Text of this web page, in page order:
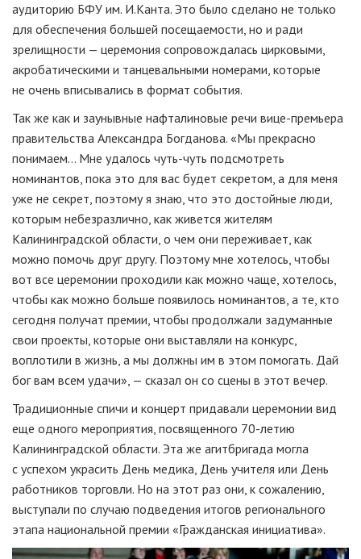
аудиторию БФУ им. И.Канта. Это было сделано не только
для обеспечения большей посещаемости, но и ради
зрелищности — церемония сопровождалась цирковыми,
акробатическими и танцевальными номерами, которые
не очень вписывались в формат события.
Так же как и заунывные нафталиновые речи вице-премьера
правительства Александра Богданова. «Мы прекрасно
понимаем… Мне удалось чуть-чуть подсмотреть
номинантов, пока это для вас будет секретом, а для меня
уже не секрет, поэтому я знаю, что это достойные люди,
которым небезразлично, как живется жителям
Калининградской области, о чем они переживает, как
можно помочь друг другу. Поэтому мне хотелось, чтобы
вот все церемонии проходили как можно чаще, хотелось,
чтобы как можно больше появилось номинантов, а те, кто
сегодня получат премии, чтобы продолжали задуманные
свои проекты, которые они выставляли на конкурс,
воплотили в жизнь, а мы должны им в этом помогать. Дай
бог вам всем удачи», — сказал он со сцены в этот вечер.
Традиционные спичи и концерт придавали церемонии вид
еще одного мероприятия, посвященного 70-летию
Калининградской области. Эта же агитбригада могла
с успехом украсить День медика, День учителя или День
работников торговли. Но на этот раз они, к сожалению,
выступали по случаю подведения итогов регионального
этапа национальной премии «Гражданская инициатива».